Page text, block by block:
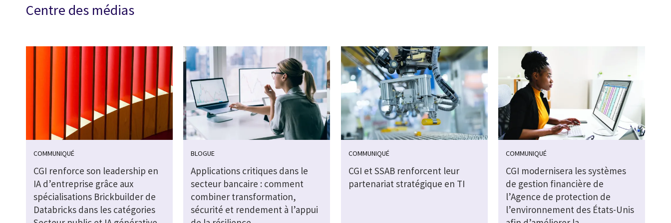
Centre des médias
COMMUNIQUÉ
CGI renforce son leadership en
IA d’entreprise grâce aux
spécialisations Brickbuilder de
Databricks dans les catégories
BLOGUE
Applications critiques dans le
secteur bancaire : comment
combiner transformation,
sécurité et rendement à l’appui
COMMUNIQUÉ
CGI et SSAB renforcent leur
partenariat stratégique en TI
COMMUNIQUÉ
CGI modernisera les systèmes
de gestion financière de
l’Agence de protection de
l’environnement des États-Unis